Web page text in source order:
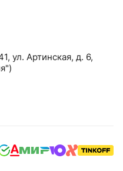
ул. Артинская, д. 6,